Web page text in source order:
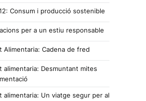
Consum i producció sostenible
per a un estiu responsable
Alimentaria: Cadena de fred
alimentaria: Desmuntant mites
alimentaria: Un viatge segur per al